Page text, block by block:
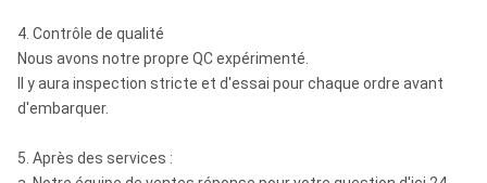
4. Contrôle de qualité
Nous avons notre propre QC expérimenté.
Il y aura inspection stricte et d'essai pour chaque ordre avant
d'embarquer.
5. Après des services :